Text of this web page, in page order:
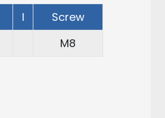
I
Screw
M8